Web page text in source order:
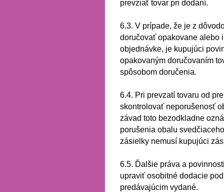
prevziať tovar pri dodaní.
6.3. V prípade, že je z
doručovať opakovane alebo
objednávke, je kupujúci
opakovaným doručovaním
spôsobom doručenia.
6.4. Pri prevzatí tovaru od
skontrolovať neporušenosť
závad toto bezodkladne
porušenia obalu
zásielky nemusí kupujúci
6.5. Ďalšie práva a
upraviť osobitné dodacie
predávajúcim vydané.